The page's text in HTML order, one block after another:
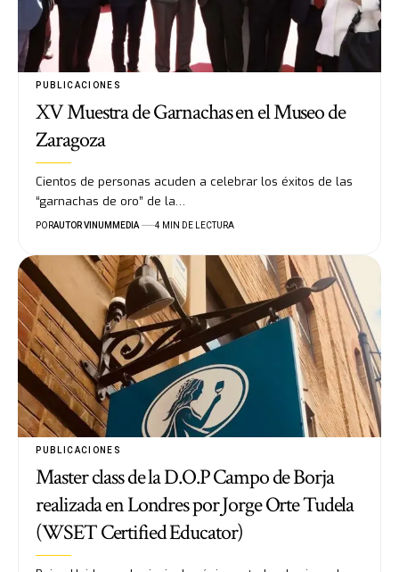
PUBLICACIONES
XV Muestra de Garnachas en el Museo de
Zaragoza
Cientos de personas acuden a celebrar los éxitos de las
“garnachas de oro” de la…
PORAUTOR VINUMMEDIA 4 MIN DE LECTURA
PUBLICACIONES
Master class de la D.O.P Campo de Borja
realizada en Londres por Jorge Orte Tudela
(WSET Certified Educator)